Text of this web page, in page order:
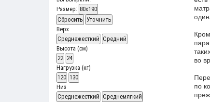
Размер: 80x190
Сбросить Уточнить
Верх
Среднежесткий Средний
Высота (см)
22 24
Нагрузка (кг)
120 130
Низ
Среднежесткий Среднемягкий
во
по